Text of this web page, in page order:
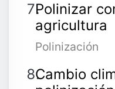
Polinizar
agricultura
Polinización
Cambio